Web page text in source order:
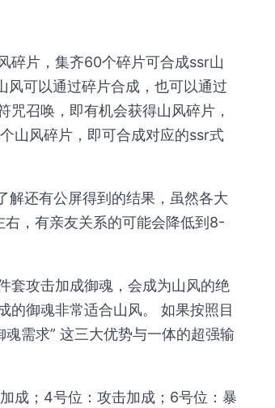
碎片，集齐60个碎片可合成ssr山
风可以通过碎片合成，也可以通过
召唤，即有机会获得山风碎片，
山风碎片，即可合成对应的ssr式
解还有公屏得到的结果，虽然各大
右，有亲友关系的可能会降低到8-
套攻击加成御魂，会成为山风的绝
的御魂非常适合山风。 如果按照目
需求” 这三大优势与一体的超强输
成；4号位：攻击加成；6号位：暴